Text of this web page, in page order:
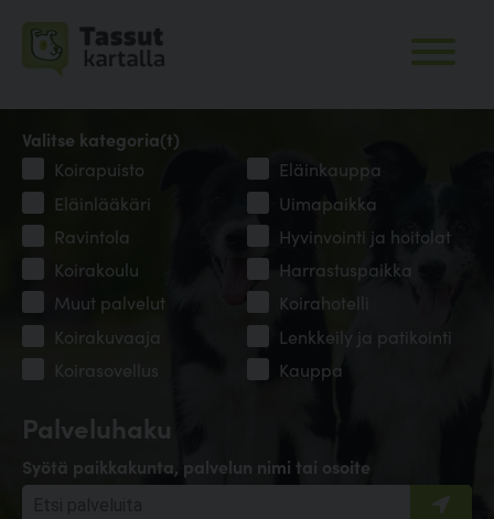
Palveluhaku
Syötä paikkakunta, palvelun nimi tai osoite
Valitse kategoria(t)
Koirapuisto
Eläinkauppa
Eläinlääkäri
Uimapaikka
Ravintola
Hyvinvointi ja hoitolat
Koirakoulu
Harrastuspaikka
Muut palvelut
Koirahotelli
Koirakuvaaja
Lenkkeily ja patikointi
Koirasovellus
Kauppa